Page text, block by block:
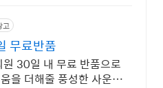
고
무료반품
30일 내 무료 반품으로
을 더해줄 풍성한 사운드,